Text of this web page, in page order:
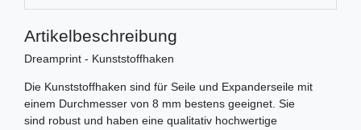
Artikelbeschreibung
Dreamprint - Kunststoffhaken
Die Kunststoffhaken sind für Seile und Expanderseile mit
einem Durchmesser von 8 mm bestens geeignet. Sie
sind robust und haben eine qualitativ hochwertige